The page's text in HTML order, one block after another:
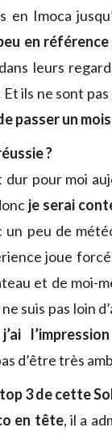
Imoca
en référence
leurs
ils ne sont
passer un
?
pour moi
je serai
peu de
joue
et de moi-
suis pas loin
j’ai
d’être très
3 de cette
en tête, il a